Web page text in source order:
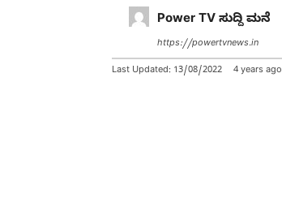
Power TV ಸುದ್ದಿ ಮನೆ
https://powertvnews.in
Last Updated: 13/08/2022 4 years ago